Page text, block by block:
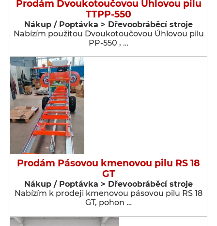
Prodám Dvoukotoučovou Úhlovou pilu
TTPP-550
Nákup / Poptávka > Dřevoobráběcí stroje
Nabízím použitou Dvoukotoučovou Úhlovou pilu
PP-550 , …
Prodám Pásovou kmenovou pilu RS 18
GT
Nákup / Poptávka > Dřevoobráběcí stroje
Nabízím k prodeji kmenovou pásovou pilu RS 18
GT, pohon …